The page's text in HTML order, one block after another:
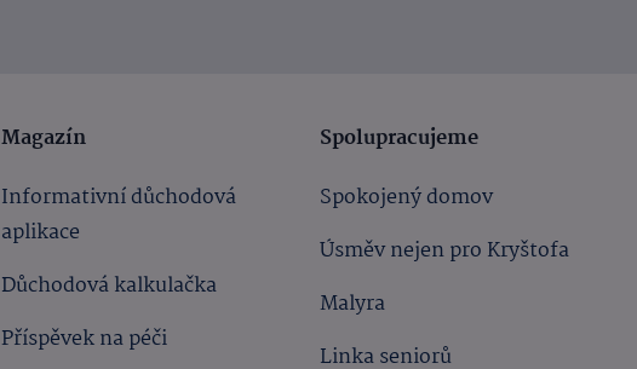
Magazín
Informativní důchodová
aplikace
Důchodová kalkulačka
Příspěvek na péči
Spolupracujeme
Spokojený domov
Úsměv nejen pro Kryštofa
Malyra
Linka seniorů